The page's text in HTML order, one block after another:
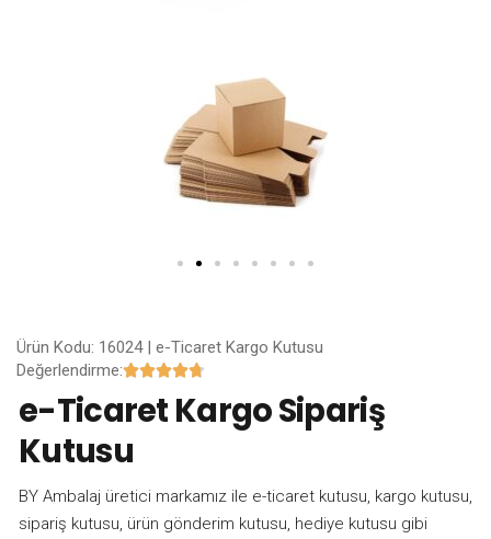
Ürün Kodu: 16024 | e-Ticaret Kargo Kutusu
Değerlendirme:
e-Ticaret Kargo Sipariş
Kutusu
BY Ambalaj üretici markamız ile e-ticaret kutusu, kargo kutusu,
sipariş kutusu, ürün gönderim kutusu, hediye kutusu gibi